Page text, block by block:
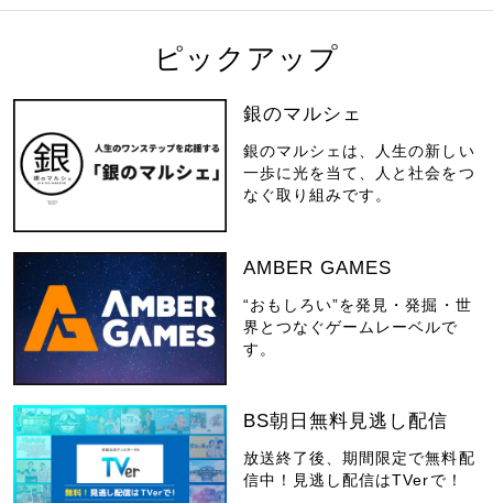
ピックアップ
銀のマルシェ
銀のマルシェは、人生の新しい
一歩に光を当て、人と社会をつ
なぐ取り組みです。
AMBER GAMES
“おもしろい”を発見・発掘・世
界とつなぐゲームレーベルで
す。
BS朝日無料見逃し配信
放送終了後、期間限定で無料配
信中！見逃し配信はTVerで！